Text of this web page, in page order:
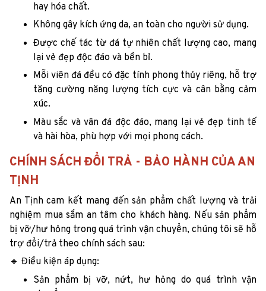
hay hóa chất.
Không gây kích ứng da, an toàn cho người sử dụng.
Được chế tác từ đá tự nhiên chất lượng cao, mang
lại vẻ đẹp độc đáo và bền bỉ.
Mỗi viên đá đều có đặc tính phong thủy riêng, hỗ trợ
tăng cường năng lượng tích cực và cân bằng cảm
xúc.
Màu sắc và vân đá độc đáo, mang lại vẻ đẹp tinh tế
và hài hòa, phù hợp với mọi phong cách.
CHÍNH SÁCH ĐỔI TRẢ - BẢO HÀNH CỦA AN
TỊNH
An Tịnh cam kết mang đến sản phẩm chất lượng và trải
nghiệm mua sắm an tâm cho khách hàng. Nếu sản phẩm
bị vỡ/hư hỏng trong quá trình vận chuyển, chúng tôi sẽ hỗ
trợ đổi/trả theo chính sách sau:
🔹 Điều kiện áp dụng:
Sản phẩm bị vỡ, nứt, hư hỏng do quá trình vận